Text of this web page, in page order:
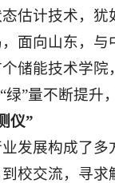
估计技术，
面向山东，
能技术学院
”量不断提升
仪”
发展构成了
校交流，寻求